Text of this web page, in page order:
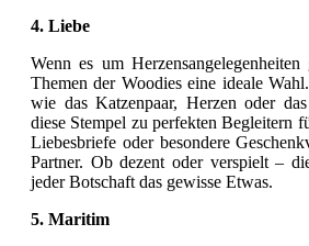
4. Liebe
Wenn es um
Themen der Woodies eine ideale
wie das Katzenpaar, Herzen oder
diese Stempel zu perfekten Begleitern
Liebesbriefe oder besondere
Partner. Ob dezent oder verspielt –
jeder Botschaft das gewisse Etwas.
5. Maritim